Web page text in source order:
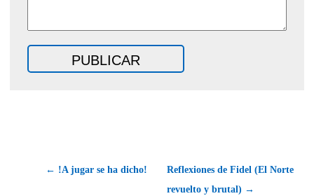
← !A jugar se ha dicho!
Reflexiones de Fidel (El Norte
revuelto y brutal) →